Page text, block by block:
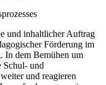
und inhaltlicher Auftrag
Förderung im
In dem Bemühen um
Schul- und
und reagieren